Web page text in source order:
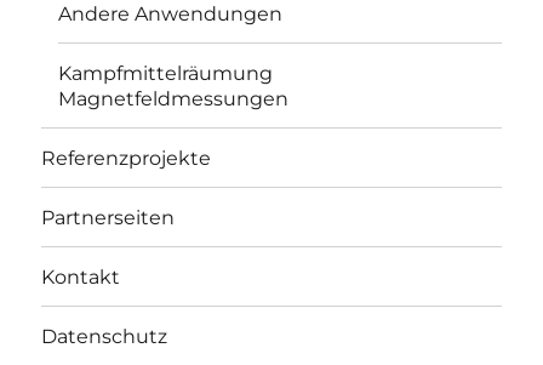
Andere Anwendungen
Kampfmittelräumung
Magnetfeldmessungen
Referenzprojekte
Partnerseiten
Kontakt
Datenschutz